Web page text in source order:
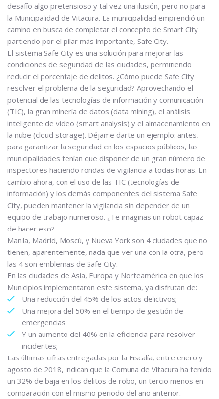
desafío algo pretensioso y tal vez una ilusión, pero no para
la Municipalidad de Vitacura. La municipalidad emprendió un
camino en busca de completar el concepto de Smart City
partiendo por el pilar más importante, Safe City.
El sistema Safe City es una solución para mejorar las
condiciones de seguridad de las ciudades, permitiendo
reducir el porcentaje de delitos. ¿Cómo puede Safe City
resolver el problema de la seguridad? Aprovechando el
potencial de las tecnologías de información y comunicación
(TIC), la gran minería de datos (data mining), el análisis
inteligente de video (smart analysis) y el almacenamiento en
la nube (cloud storage). Déjame darte un ejemplo: antes,
para garantizar la seguridad en los espacios públicos, las
municipalidades tenían que disponer de un gran número de
inspectores haciendo rondas de vigilancia a todas horas. En
cambio ahora, con el uso de las TIC (tecnologías de
información) y los demás componentes del sistema Safe
City, pueden mantener la vigilancia sin depender de un
equipo de trabajo numeroso. ¿Te imaginas un robot capaz
de hacer eso?
Manila, Madrid, Moscú, y Nueva York son 4 ciudades que no
tienen, aparentemente, nada que ver una con la otra, pero
las 4 son emblemas de Safe City.
En las ciudades de Asia, Europa y Norteamérica en que los
Municipios implementaron este sistema, ya disfrutan de:
Una reducción del 45% de los actos delictivos;
Una mejora del 50% en el tiempo de gestión de
emergencias;
Y un aumento del 40% en la eficiencia para resolver
incidentes;
Las últimas cifras entregadas por la Fiscalía, entre enero y
agosto de 2018, indican que la Comuna de Vitacura ha tenido
un 32% de baja en los delitos de robo, un tercio menos en
comparación con el mismo periodo del año anterior.